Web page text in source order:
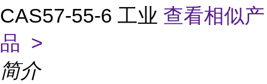
CAS57-55-6 工业 查看相似产
品 >
简介